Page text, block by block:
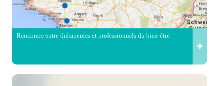
Rencontre entre thérapeutes et professionnels du bien-être